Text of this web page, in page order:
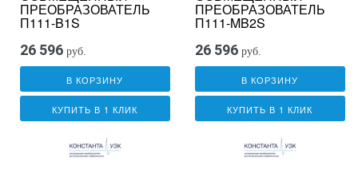
ПРЕОБРАЗОВАТЕЛЬ
П111-B1S
26 596 руб.
В КОРЗИНУ
КУПИТЬ В 1 КЛИК
ПРЕОБРАЗОВАТЕЛЬ
П111-MB2S
26 596 руб.
В КОРЗИНУ
КУПИТЬ В 1 КЛИК